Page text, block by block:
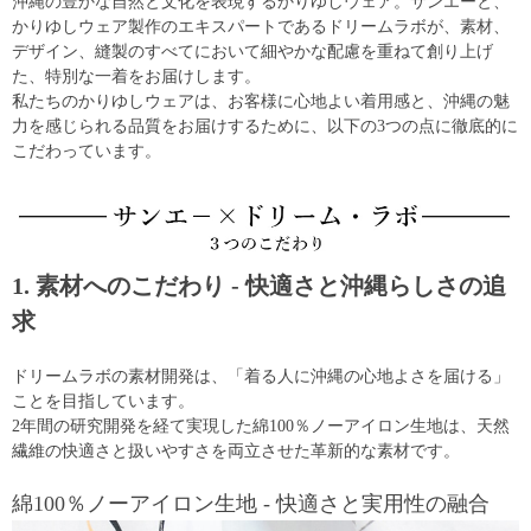
かりゆしウェア製作のエキスパートであるドリームラボが、素材、
デザイン、縫製のすべてにおいて細やかな配慮を重ねて創り上げ
た、特別な一着をお届けします。
私たちのかりゆしウェアは、お客様に心地よい着用感と、沖縄の魅
力を感じられる品質をお届けするために、以下の3つの点に徹底的に
こだわっています。
1. 素材へのこだわり - 快適さと沖縄らしさの追
求
ドリームラボの素材開発は、「着る人に沖縄の心地よさを届ける」
ことを目指しています。
2年間の研究開発を経て実現した綿100％ノーアイロン生地は、天然
繊維の快適さと扱いやすさを両立させた革新的な素材です。
綿100％ノーアイロン生地 - 快適さと実用性の融合